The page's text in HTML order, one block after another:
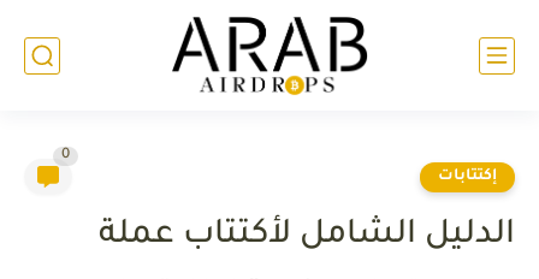
إكتتابات
0
الدليل الشامل لأكتتاب عملة